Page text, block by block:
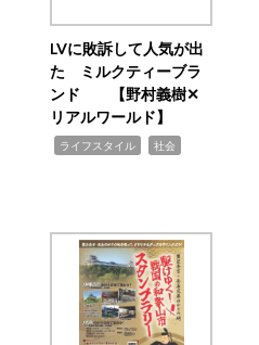
LVに敗訴して人気が出
た ミルクティーブラ
ンド 【野村義樹✕
リアルワールド】
ライフスタイル 社会